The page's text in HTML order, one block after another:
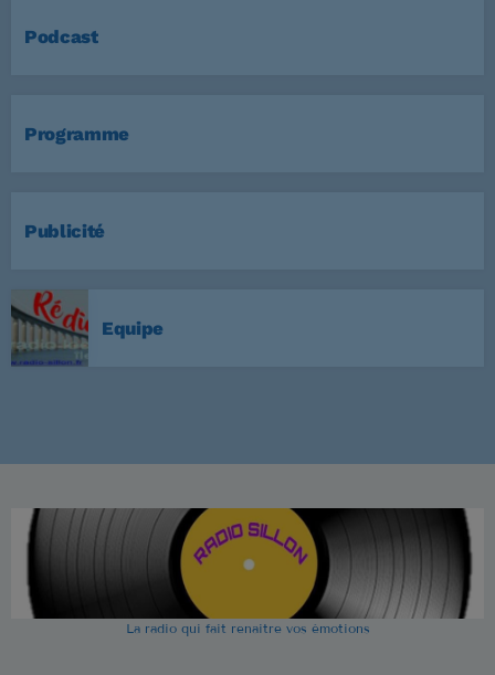
Podcast
Programme
Publicité
Equipe
La radio qui fait renaitre vos émotions